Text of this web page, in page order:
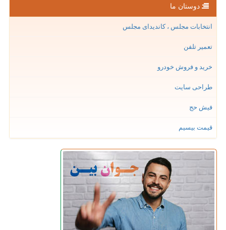
دوستان ما
انتخابات مجلس ، کاندیدای مجلس
تعمیر تلفن
خرید و فروش خودرو
طراحی سایت
فیش حج
قیمت بیسیم